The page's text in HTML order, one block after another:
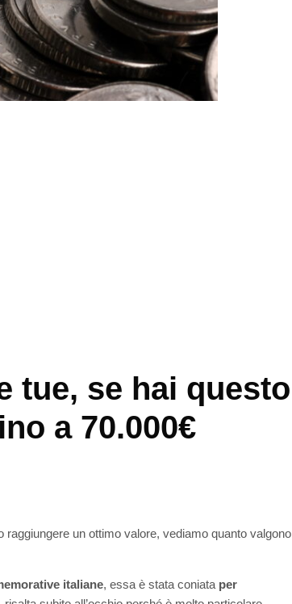
tue, se hai questo
a 70.000€
raggiungere un ottimo valore, vediamo quanto valgono
italiane, essa è stata coniata per